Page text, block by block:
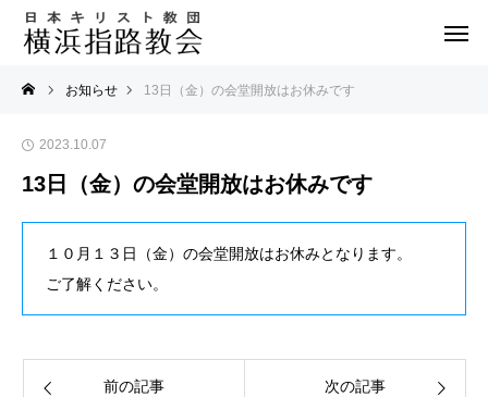
お知らせ 13日（金）の会堂開放はお休みです
2023.10.07
13日（金）の会堂開放はお休みです
１０月１３日（金）の会堂開放はお休みとなります。
ご了解ください。
前の記事 次の記事